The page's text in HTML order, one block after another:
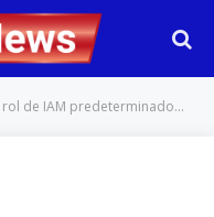
de AWS permite el movimiento lateral y la explotación de servicio cruzado